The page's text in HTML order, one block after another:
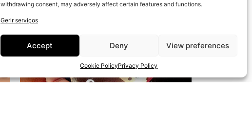
withdrawing consent, may adversely affect certain features and functions.
Gerir serviços
Accept Deny View preferences
Cookie PolicyPrivacy Policy